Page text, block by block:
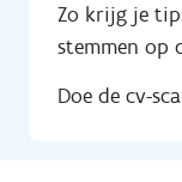
Zo krijg je
stemmen op
Doe de cv-